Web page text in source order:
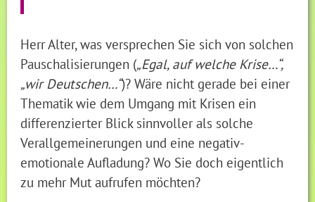
Herr Alter, was versprechen Sie sich von solchen
Pauschalisierungen („Egal, auf welche Krise…“,
„wir Deutschen…“)? Wäre nicht gerade bei einer
Thematik wie dem Umgang mit Krisen ein
differenzierter Blick sinnvoller als solche
Verallgemeinerungen und eine negativ-
emotionale Aufladung? Wo Sie doch eigentlich
zu mehr Mut aufrufen möchten?